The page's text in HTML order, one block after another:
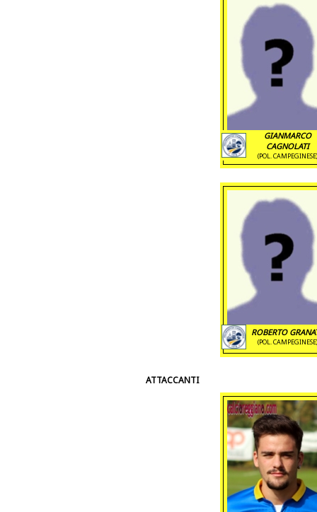
GIANMARCO
CAGNOLATI
(POL. CAMPEGINESE)
ROBERTO
(POL. CAMPEGINESE)
ATTACCANTI